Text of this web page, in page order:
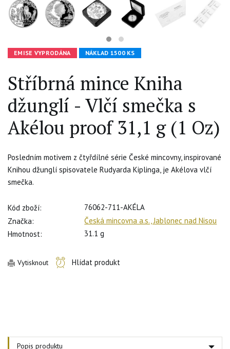
EMISE VYPRODÁNA NÁKLAD 1500 KS
Stříbrná mince Kniha
džunglí - Vlčí smečka s
Akélou proof 31,1 g (1 Oz)
Posledním motivem z čtyřdílné série České mincovny, inspirované
Knihou džunglí spisovatele Rudyarda Kiplinga, je Akélova vlčí
smečka.
Kód zboží:
76062-711-AKÉLA
Značka:
Česká mincovna a.s., Jablonec nad Nisou
Hmotnost:
31.1 g
Vytisknout Hlídat produkt
Popis produktu